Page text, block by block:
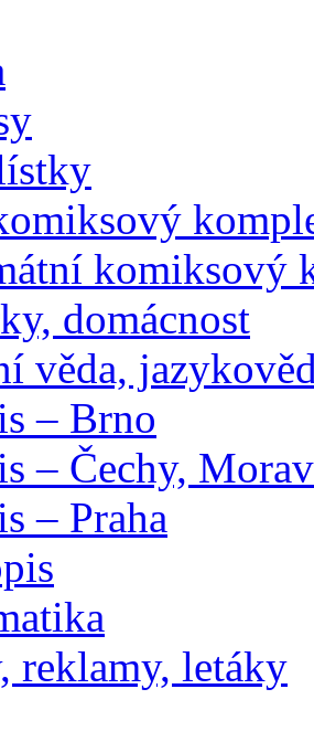
komiksový
domácnost
věda,
– Brno
– Čechy,
– Praha
reklamy, letáky